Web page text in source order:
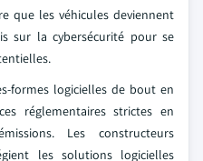
que les véhicules deviennent
sur la cybersécurité pour se
formes logicielles de bout en
réglementaires strictes en
Les constructeurs
les solutions logicielles